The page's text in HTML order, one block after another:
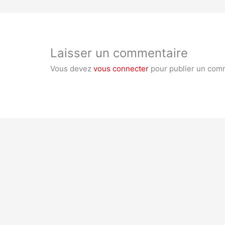
Laisser un commentaire
Vous devezvous connecter pour publier un